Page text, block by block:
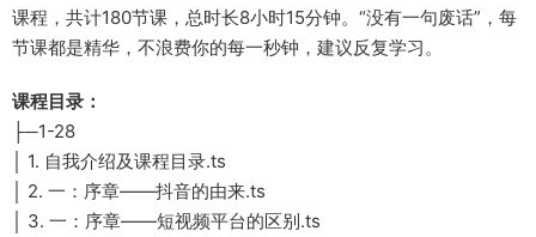
课程，共计180节课，总时长8小时15分钟。“没有一句废话”，每
节课都是精华，不浪费你的每一秒钟，建议反复学习。
课程目录：
├─1-28
│ 1. 自我介绍及课程目录.ts
│ 2. 一：序章——抖音的由来.ts
│ 3. 一：序章——短视频平台的区别.ts